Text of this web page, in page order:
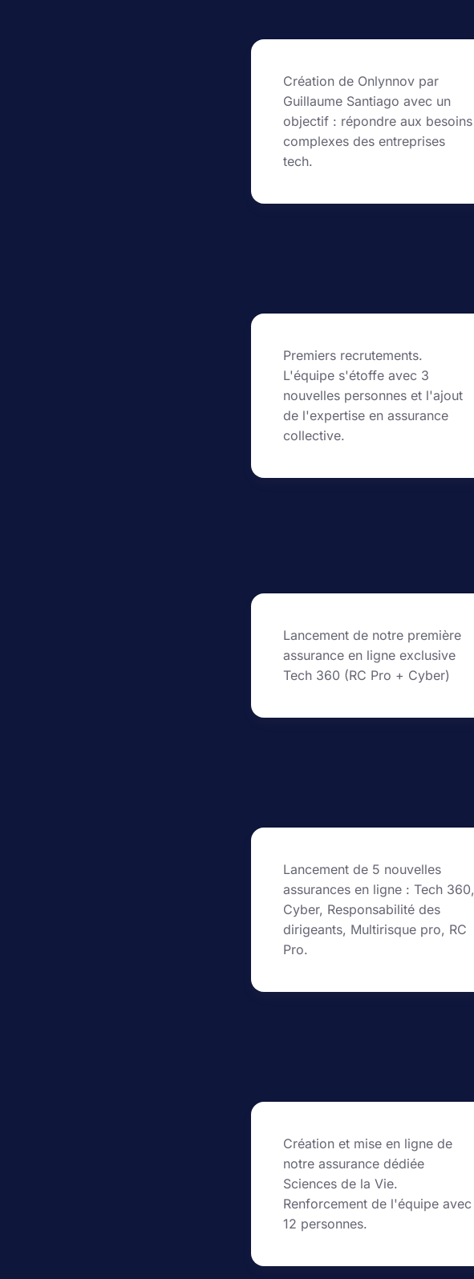
Création de Onlynnov par
Guillaume Santiago avec un
objectif : répondre aux besoins
complexes des entreprises
tech.
Premiers recrutements.
L'équipe s'étoffe avec 3
nouvelles personnes et l'ajout
de l'expertise en assurance
collective.
Lancement de notre première
assurance en ligne exclusive
Tech 360 (RC Pro + Cyber)
Lancement de 5 nouvelles
assurances en ligne : Tech 360,
Cyber, Responsabilité des
dirigeants, Multirisque pro, RC
Pro.
Création et mise en ligne de
notre assurance dédiée
Sciences de la Vie.
Renforcement de l'équipe avec
12 personnes.